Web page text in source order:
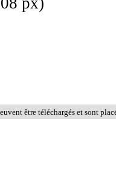
être téléchargés et sont